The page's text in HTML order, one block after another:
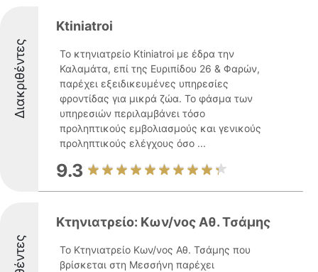
Διακριθέντες
Ktiniatroi
Το κτηνιατρείο Ktiniatroi με έδρα την
Καλαμάτα, επί της Ευριπίδου 26 & Φαρών,
παρέχει εξειδικευμένες υπηρεσίες
φροντίδας για μικρά ζώα. Το φάσμα των
υπηρεσιών περιλαμβάνει τόσο
προληπτικούς εμβολιασμούς και γενικούς
προληπτικούς ελέγχους όσο ...
9.3
Κτηνιατρείο: Κων/νος Αθ. Τσάμης
Το Κτηνιατρείο Κων/νος Αθ. Τσάμης που
βρίσκεται στη Μεσσήνη παρέχει